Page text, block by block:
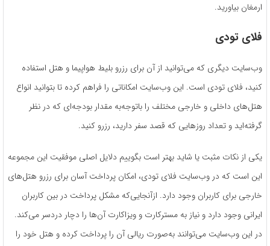
ارمغان بیاورید.
فلای تودی
وب‌سایت دیگری که می‌توانید از آن برای رزرو بلیط هواپیما و هتل استفاده
کنید، فلای تودی است. این وب‌سایت امکاناتی را فراهم کرده تا بتوانید انواع
هتل‌های داخلی و خارجی مختلف را باتوجه‌به مقدار بودجه‌ای که در نظر
گرفته‌اید و تعداد روزهایی که قصد سفر دارید، رزرو کنید.
یکی از نکات مثبت یا شاید بهتر است بگوییم دلایل اصلی موفقیت این مجموعه
این است که در وب‌سایت فلای تودی، امکان پرداخت آسان برای رزرو هتل‌های
خارجی برای کاربران وجود دارد. ازآنجایی‌که مشکل پرداخت در بین کاربران
ایرانی وجود دارد و نیاز به مسترکارت و ویزاکارت آن‌ها را دچار دردسر می‌کند.
در این وب‌سایت می‌توانند به‌صورت ریالی آن را پرداخت کرده و هتل خود را